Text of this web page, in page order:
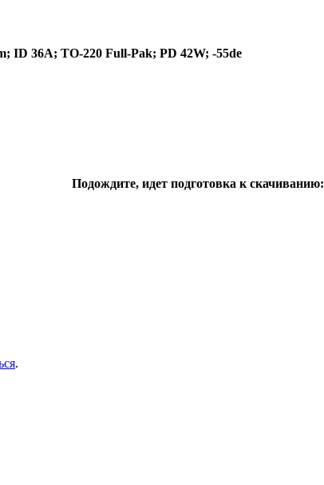
ID 36A; TO-220 Full-Pak; PD 42W; -55de
Подождите, идет подготовка к скачиванию:
.